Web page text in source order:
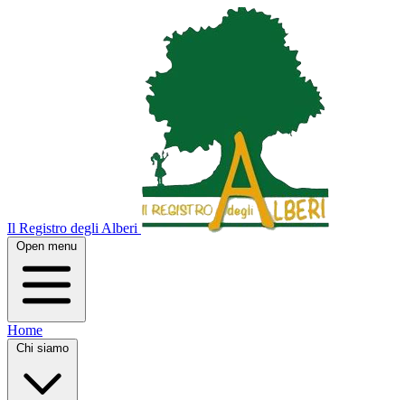
Il Registro degli Alberi
Open menu
Home
Chi siamo